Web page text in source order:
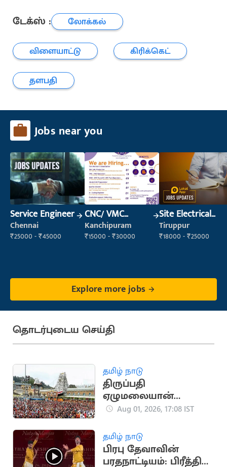
டேக்ஸ் :
லோக்கல்
விளையாட்டு
கிரிக்கெட்
தளபதி
Jobs near you
Service Engineer
Chennai
₹25000 - ₹45000
CNC/ VMC
Operator
Kanchipuram
₹15000 - ₹30000
Site Electrical
Engineer
Tiruppur
₹18000 - ₹25000
Explore more jobs
தொடர்புடைய செய்தி
தமிழ் நாடு
திருப்பதி
ஏழுமலையான்
கோயிலில் செப்.15-ல்
பிரம்மோற்சவ விழா
தொடக்கம்
Aug 01, 2026, 17:08 IST
தமிழ் நாடு
பிரபு தேவாவின்
பரதநாட்டியம்: பிரீத்தி